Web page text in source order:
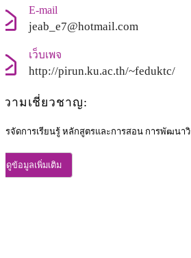
E-mail
jeab_e7@hotmail.com
เว็บเพจ
http://pirun.ku.ac.th/~feduktc/
วามเชี่ยวชาญ:
รจัดการเรียนรู้ หลักสูตรและการสอน การพัฒน
ดูข้อมูลเพิ่มเติม